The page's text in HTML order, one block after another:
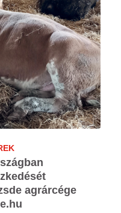
agrárcége